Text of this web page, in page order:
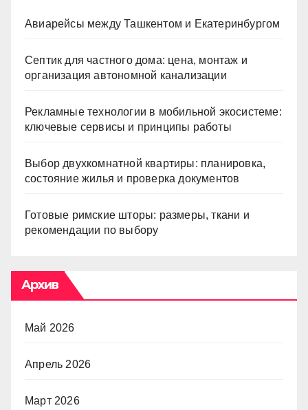
Авиарейсы между Ташкентом и Екатеринбургом
Септик для частного дома: цена, монтаж и
организация автономной канализации
Рекламные технологии в мобильной экосистеме:
ключевые сервисы и принципы работы
Выбор двухкомнатной квартиры: планировка,
состояние жилья и проверка документов
Готовые римские шторы: размеры, ткани и
рекомендации по выбору
Архив
Май 2026
Апрель 2026
Март 2026